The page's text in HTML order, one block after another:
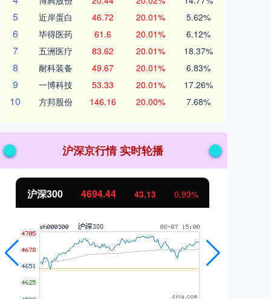
5 近岸蛋白 46.72 20.01% 5.62%
6 毕得医药 61.6 20.01% 6.12%
7 五洲医疗 83.62 20.01% 18.37%
8 耐科装备 49.67 20.01% 6.83%
9 一博科技 53.33 20.01% 17.26%
10 方邦股份 146.16 20.00% 7.68%
沪深京行情 实时轮播
沪深300 4694.44 43.13 0.93%